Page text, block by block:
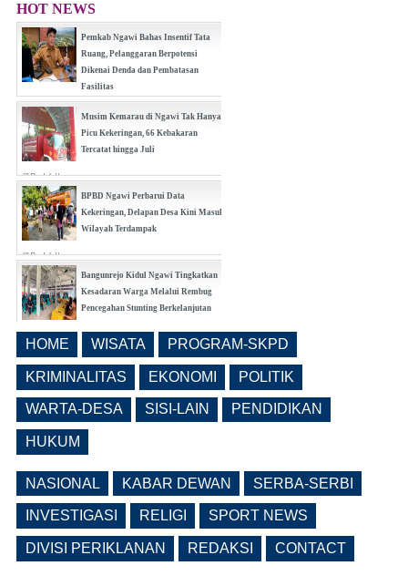
HOT NEWS
Pemkab Ngawi Bahas Insentif Tata
Ruang, Pelanggaran Berpotensi
Dikenai Denda dan Pembatasan
Fasilitas
(0 Reply(s))
Musim Kemarau di Ngawi Tak Hanya
Picu Kekeringan, 66 Kebakaran
Tercatat hingga Juli
(0 Reply(s))
BPBD Ngawi Perbarui Data
Kekeringan, Delapan Desa Kini Masuk
Wilayah Terdampak
(0 Reply(s))
Bangunrejo Kidul Ngawi Tingkatkan
Kesadaran Warga Melalui Rembug
Pencegahan Stunting Berkelanjutan
Ngawi Fokus di Eks Rumdin Wakil
(0 Reply(s))
HOME WISATA PROGRAM-SKPD
KRIMINALITAS EKONOMI POLITIK
WARTA-DESA SISI-LAIN PENDIDIKAN
HUKUM
NASIONAL KABAR DEWAN SERBA-SERBI
INVESTIGASI RELIGI SPORT NEWS
DIVISI PERIKLANAN REDAKSI CONTACT